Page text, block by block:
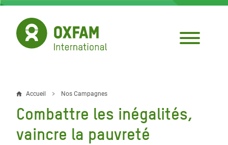
Aller
contenu
principal
Fil
d'Ariane
Accueil Nos Campagnes
Combattre les inégalités,
vaincre la pauvreté